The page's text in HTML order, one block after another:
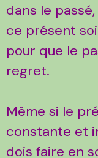
dans le
ce présent
pour que le
regret.
Même si le
constante et
dois faire en